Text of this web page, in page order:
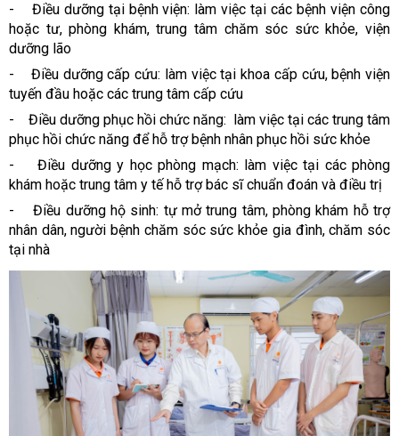
- Điều dưỡng tại bệnh viện: làm việc tại các bệnh viện công
hoặc tư, phòng khám, trung tâm chăm sóc sức khỏe, viện
dưỡng lão
- Điều dưỡng cấp cứu: làm việc tại khoa cấp cứu, bệnh viện
tuyến đầu hoặc các trung tâm cấp cứu
- Điều dưỡng phục hồi chức năng: làm việc tại các trung tâm
phục hồi chức năng để hỗ trợ bệnh nhân phục hồi sức khỏe
- Điều dưỡng y học phòng mạch: làm việc tại các phòng
khám hoặc trung tâm y tế hỗ trợ bác sĩ chuẩn đoán và điều trị
- Điều dưỡng hộ sinh: tự mở trung tâm, phòng khám hỗ trợ
nhân dân, người bệnh chăm sóc sức khỏe gia đình, chăm sóc
tại nhà